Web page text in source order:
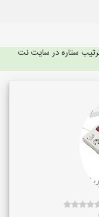
ستاره در سایت نت